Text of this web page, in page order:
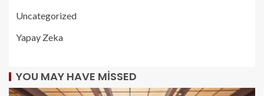
Uncategorized
Yapay Zeka
YOU MAY HAVE MISSED